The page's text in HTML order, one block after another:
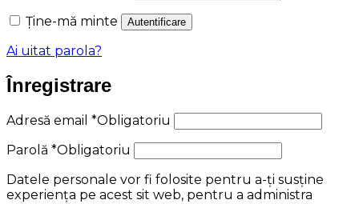
Ține-mă minte
Autentificare
Ai uitat parola?
Înregistrare
Adresă email *Obligatoriu
Parolă *Obligatoriu
Datele personale vor fi folosite pentru a-ți susține
experiența pe acest sit web, pentru a administra